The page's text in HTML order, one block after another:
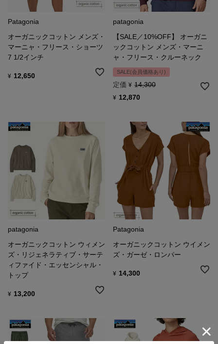
Patagonia
オーガニックコットン メンズ・
マーニャ・フリース・ショーツ
7 1/2インチ
¥ 12,650
patagonia
【SALE／10%OFF】 オーガニ
ックコットン メンズ・マーニ
ャ・フリース・クルーネック
SALE(会員価格あり)
定価 ¥ 14,300
¥ 12,870
patagonia
オーガニックコットン ウィメン
ズ・リジェネラティブ・サーテ
ィファイド・エッセンシャル・
トップ
¥ 13,200
Patagonia
オーガニックコットン ウイメン
ズ・ガーゼ・ロンパー
¥ 14,300